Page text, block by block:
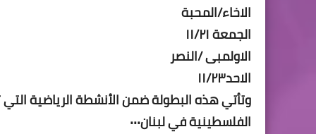
الاخاء/المحبة
الجمعة ١١/٢١
الاولمبى /النصر
الاحد١١/٢٣
وتأتي هذه البطولة ضمن الأنشطة الرياضية
الفلسطينية في لبنان٠٠٠